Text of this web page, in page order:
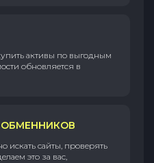
активы по выгодным
обновляется в
искать сайты, проверять
это за вас,